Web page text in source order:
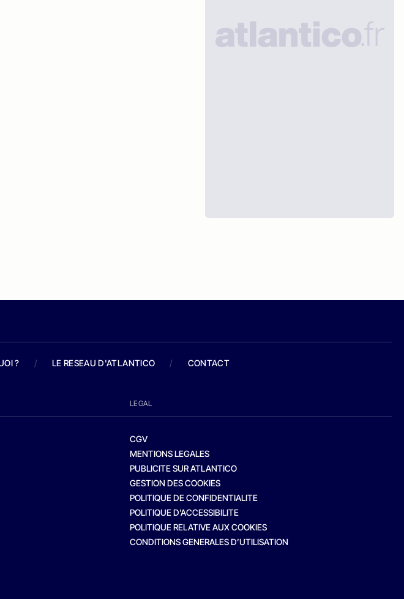
? / LE RESEAU D'ATLANTICO / CONTACT
LEGAL
CGV
MENTIONS LEGALES
PUBLICITE SUR ATLANTICO
GESTION DES COOKIES
POLITIQUE DE CONFIDENTIALITE
POLITIQUE D’ACCESSIBILITE
POLITIQUE RELATIVE AUX COOKIES
CONDITIONS GENERALES D’UTILISATION